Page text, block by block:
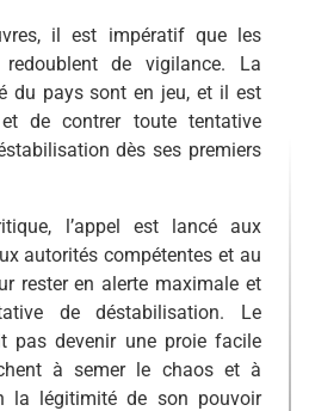
il est impératif que les
redoublent de vigilance. La
du pays sont en jeu, et il est
de contrer toute tentative
dès ses premiers
l’appel est lancé aux
autorités compétentes et au
rester en alerte maximale et
de déstabilisation. Le
pas devenir une proie facile
à semer le chaos et à
la légitimité de son pouvoir